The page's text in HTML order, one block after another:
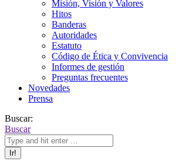
Misión, Visión y Valores
Hitos
Banderas
Autoridades
Estatuto
Código de Ética y Convivencia
Informes de gestión
Preguntas frecuentes
Novedades
Prensa
Buscar:
Buscar